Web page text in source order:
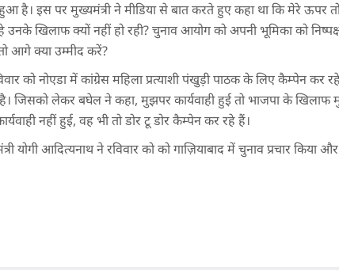
है। इस पर मुख्यमंत्री ने मीडिया से बात करते हुए कहा था कि मेरे ऊपर
उनके खिलाफ क्यों नहीं हो रही? चुनाव आयोग को अपनी भूमिका को
आगे क्या उम्मीद करें?
को नोएडा में कांग्रेस महिला प्रत्याशी पंखुड़ी पाठक के लिए कैम्पेन कर
है। जिसको लेकर बघेल ने कहा, मुझपर कार्यवाही हुई तो भाजपा के
नहीं हुई, वह भी तो डोर टू डोर कैम्पेन कर रहे हैं।
योगी आदित्यनाथ ने रविवार को को गाज़ियाबाद में चुनाव प्रचार किया